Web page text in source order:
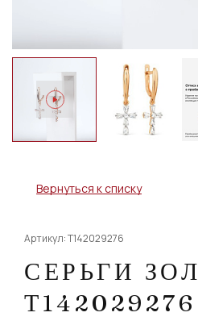
Вернуться к списку
Артикул: Т142029276
СЕРЬГИ
Т142029276